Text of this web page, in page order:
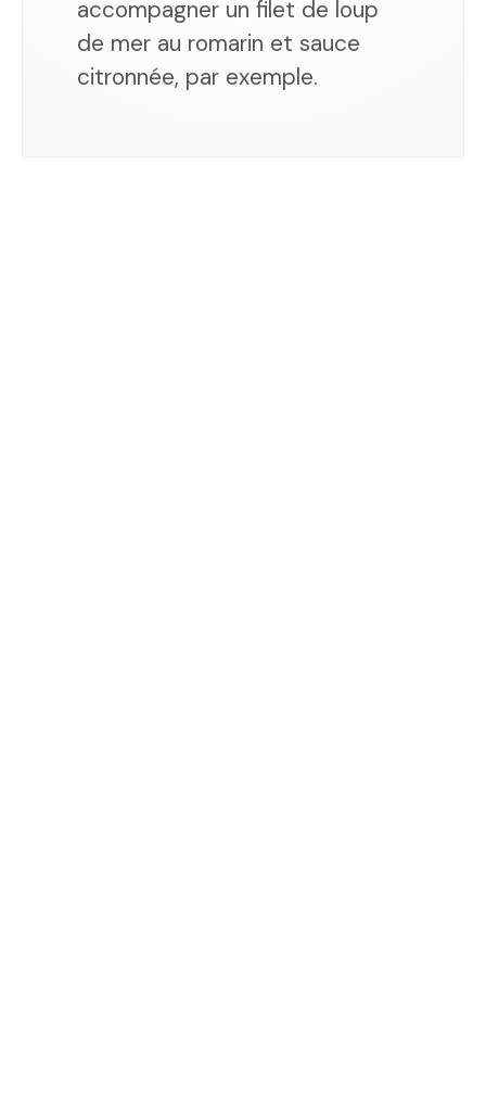
accompagner un filet de loup
de mer au romarin et sauce
citronnée, par exemple.